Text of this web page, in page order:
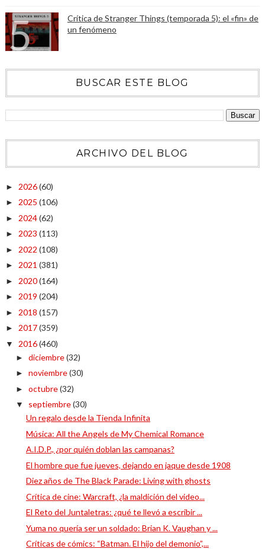
Crítica de Stranger Things (temporada 5): el «fin» de
un fenómeno
BUSCAR ESTE BLOG
ARCHIVO DEL BLOG
► 2026(60)
► 2025 (106)
► 2024(62)
► 2023 (113)
► 2022 (108)
► 2021 (381)
► 2020(164)
► 2019 (204)
► 2018 (157)
► 2017(359)
▼ 2016(460)
► diciembre(32)
► noviembre(30)
► octubre(32)
▼ septiembre(30)
Un regalo desde la Tienda Infinita
Música: All the Angels de My Chemical Romance
A.I.D.P., ¿por quién doblan las campanas?
El hombre que fue jueves, dejando en jaque desde 1908
Diez años de The Black Parade: Living with ghosts
Crítica de cine: Warcraft, ¿la maldición del video...
El Reto del Juntaletras: ¿qué te llevó a escribir ...
Yuma no quería ser un soldado: Brian K. Vaughan y ...
Críticas de cómics: “Batman. El hijo del demonio”,...